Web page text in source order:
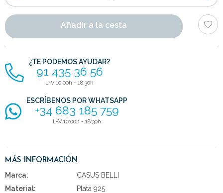
de
artículos
Añadir a la cesta
¿TE PODEMOS AYUDAR?
91 435 36 56
L-V 10:00h - 18:30h
ESCRÍBENOS POR WHATSAPP
+34 683 185 759
L-V 10:00h - 18:30h
MÁS INFORMACIÓN
Marca:
CASUS BELLI
Material:
Plata 925